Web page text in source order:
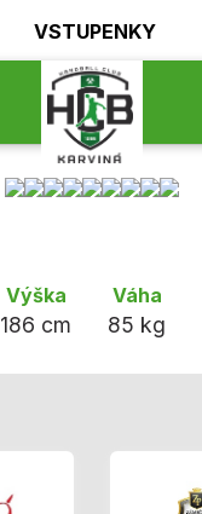
VSTUPENKY
Výška
186 cm
Váha
85 kg